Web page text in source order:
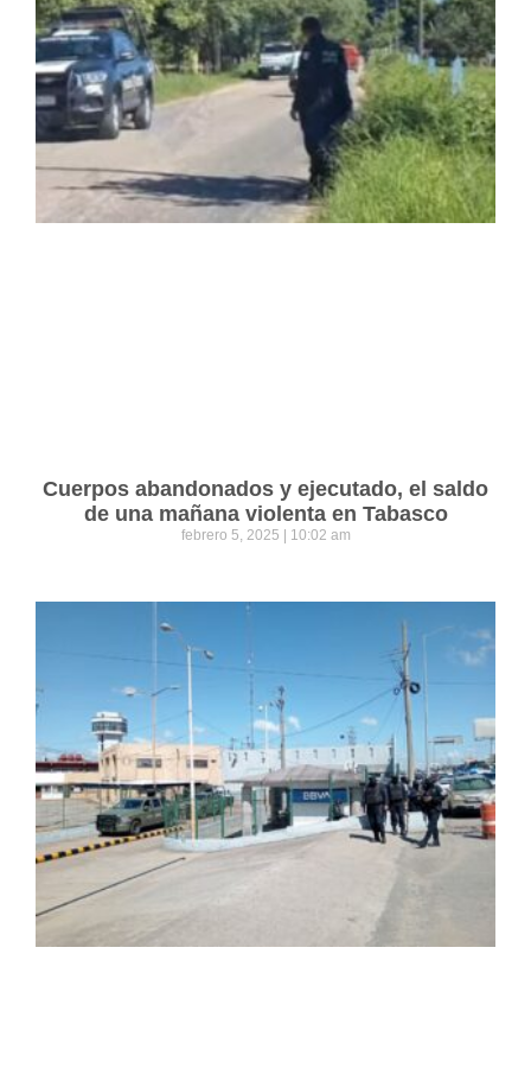
Cuerpos abandonados y ejecutado, el saldo
de una mañana violenta en Tabasco
febrero 5, 2025 10:02 am